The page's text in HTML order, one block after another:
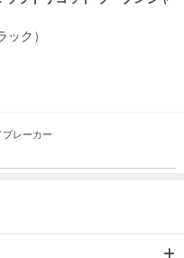
ック）
ブレーカー